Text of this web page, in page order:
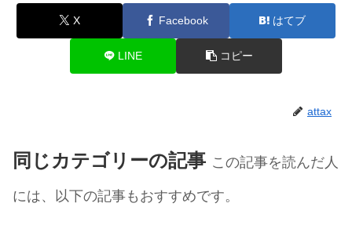
X Facebook はてブ
LINE コピー
attax
同じカテゴリーの記事 この記事を読んだ人
には、以下の記事もおすすめです。